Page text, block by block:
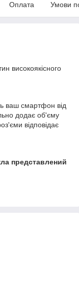
Оплата Умови
високоякісного
ваш смартфон від
додає об'єму
відповідає
представлений